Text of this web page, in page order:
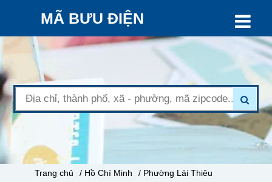
MÃ BƯU ĐIỆN
Trang chủ / Hồ Chí Minh / Phường Lái Thiêu